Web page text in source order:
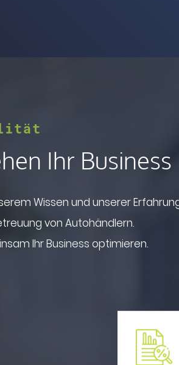
Ihr Business
Wissen und unserer
von Autohändlern.
Ihr Business optimieren.